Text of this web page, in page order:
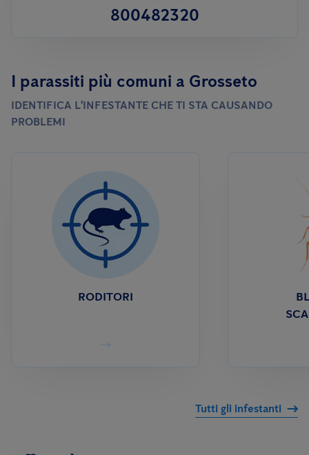
800482320
I parassiti più comuni a Grosseto
IDENTIFICA L'INFESTANTE CHE TI STA CAUSANDO
PROBLEMI
RODITORI
Tutti gli infestanti